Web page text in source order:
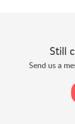
Still
Send us a